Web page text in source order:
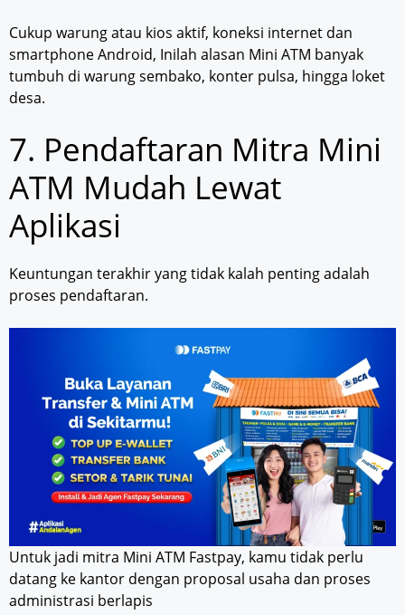
Cukup warung atau kios aktif, koneksi internet dan
smartphone Android, Inilah alasan Mini ATM banyak
tumbuh di warung sembako, konter pulsa, hingga loket
desa.
7. Pendaftaran Mitra Mini
ATM Mudah Lewat
Aplikasi
Keuntungan terakhir yang tidak kalah penting adalah
proses pendaftaran.
Untuk jadi mitra Mini ATM Fastpay, kamu tidak perlu
datang ke kantor dengan proposal usaha dan proses
administrasi berlapis